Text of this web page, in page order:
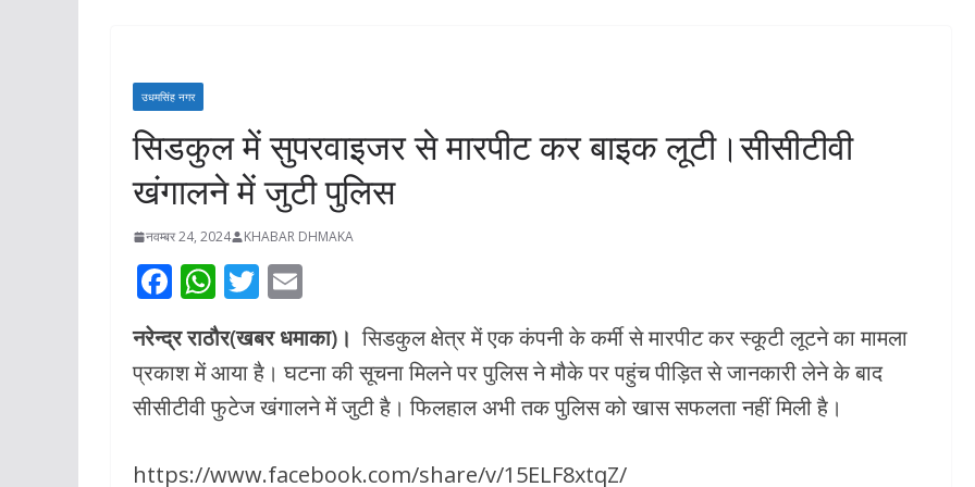
उधमसिंह नगर
सिडकुल में सुपरवाइजर से मारपीट कर बाइक लूटी।सीसीटीवी
खंगालने में जुटी पुलिस
नवम्बर 24, 2024 KHABAR DHMAKA
F
e
b
o
W
h
at
s
A
T
itt
er
ai
l
नरेन्द्र राठौर(खबर धमाका)। सिडकुल क्षेत्र में एक कंपनी के कर्मी से मारपीट कर स्कूटी लूटने का मामला
प्रकाश में आया है। घटना की सूचना मिलने पर पुलिस ने मौके पर पहुंच पीड़ित से जानकारी लेने के बाद
सीसीटीवी फुटेज खंगालने में जुटी है। फिलहाल अभी तक पुलिस को खास सफलता नहीं मिली है।
https://www.facebook.com/share/v/15ELF8xtqZ/
पर्स, नकदी एवं घटना में प्रयुक्त
मोटरसाइकिल बरामद*
अगस्त 7, 2026
अगस्त 7, 2026 KHABAR DHMAKA